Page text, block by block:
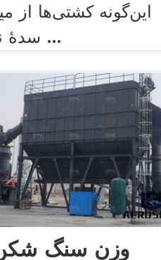
این‌گونه کشتی‌ها از
سدهٔ نوزدهم ...
وزن سنگ